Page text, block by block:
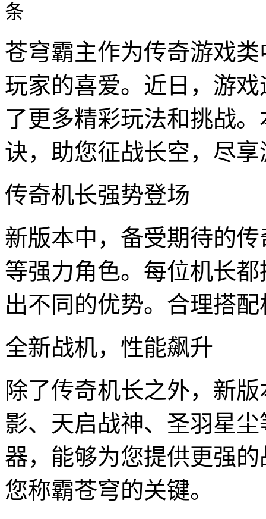
条
苍穹霸主作为传奇游戏
玩家的喜爱。近日，游
了更多精彩玩法和挑战
诀，助您征战长空，尽
传奇机长强势登场
新版本中，备受期待的
等强力角色。每位机长
出不同的优势。合理搭
全新战机，性能飙升
除了传奇机长之外，新
影、天启战神、圣羽星
器，能够为您提供更强
您称霸苍穹的关键。